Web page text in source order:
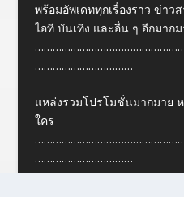
พร้อมอัพเดททุกเรื่องราว ข่าว
ไอที บันเทิง และอื่น ๆ อีกมากม
……………………………
แหล่งรวมโปรโมชั่นมากมาย
ใคร
……………………………